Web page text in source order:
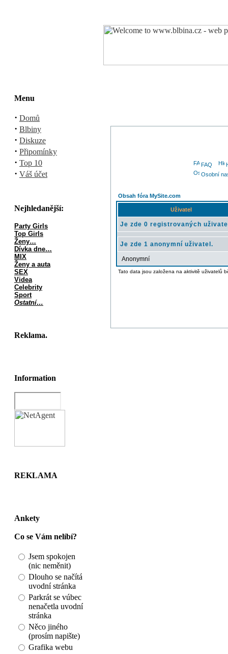
Menu
· Domů
· Blbiny
· Diskuze
· Připomínky
· Top 10
· Váš účet
Nejhledanější:
Party Girls
Top Girls
Ženy…
Dívka dne…
MIX
Ženy a auta
SEX
Videa
Celebrity
Sport
Ostatní…
Reklama.
Information
REKLAMA
Ankety
Co se Vám nelíbí?
Jsem spokojen
(nic neměnit)
Dlouho se načítá
uvodní stránka
Parkrát se vúbec
nenačetla uvodní
stránka
Něco jiného
(prosím napište)
Grafika webu
FAQ
Osobní
Obsah fóra MySite.com
Uživatel
Je zde 0 registrovaných
Je zde 1 anonymní uživatel.
Anonymní
Tato data jsou založena na aktivitě uživatelů